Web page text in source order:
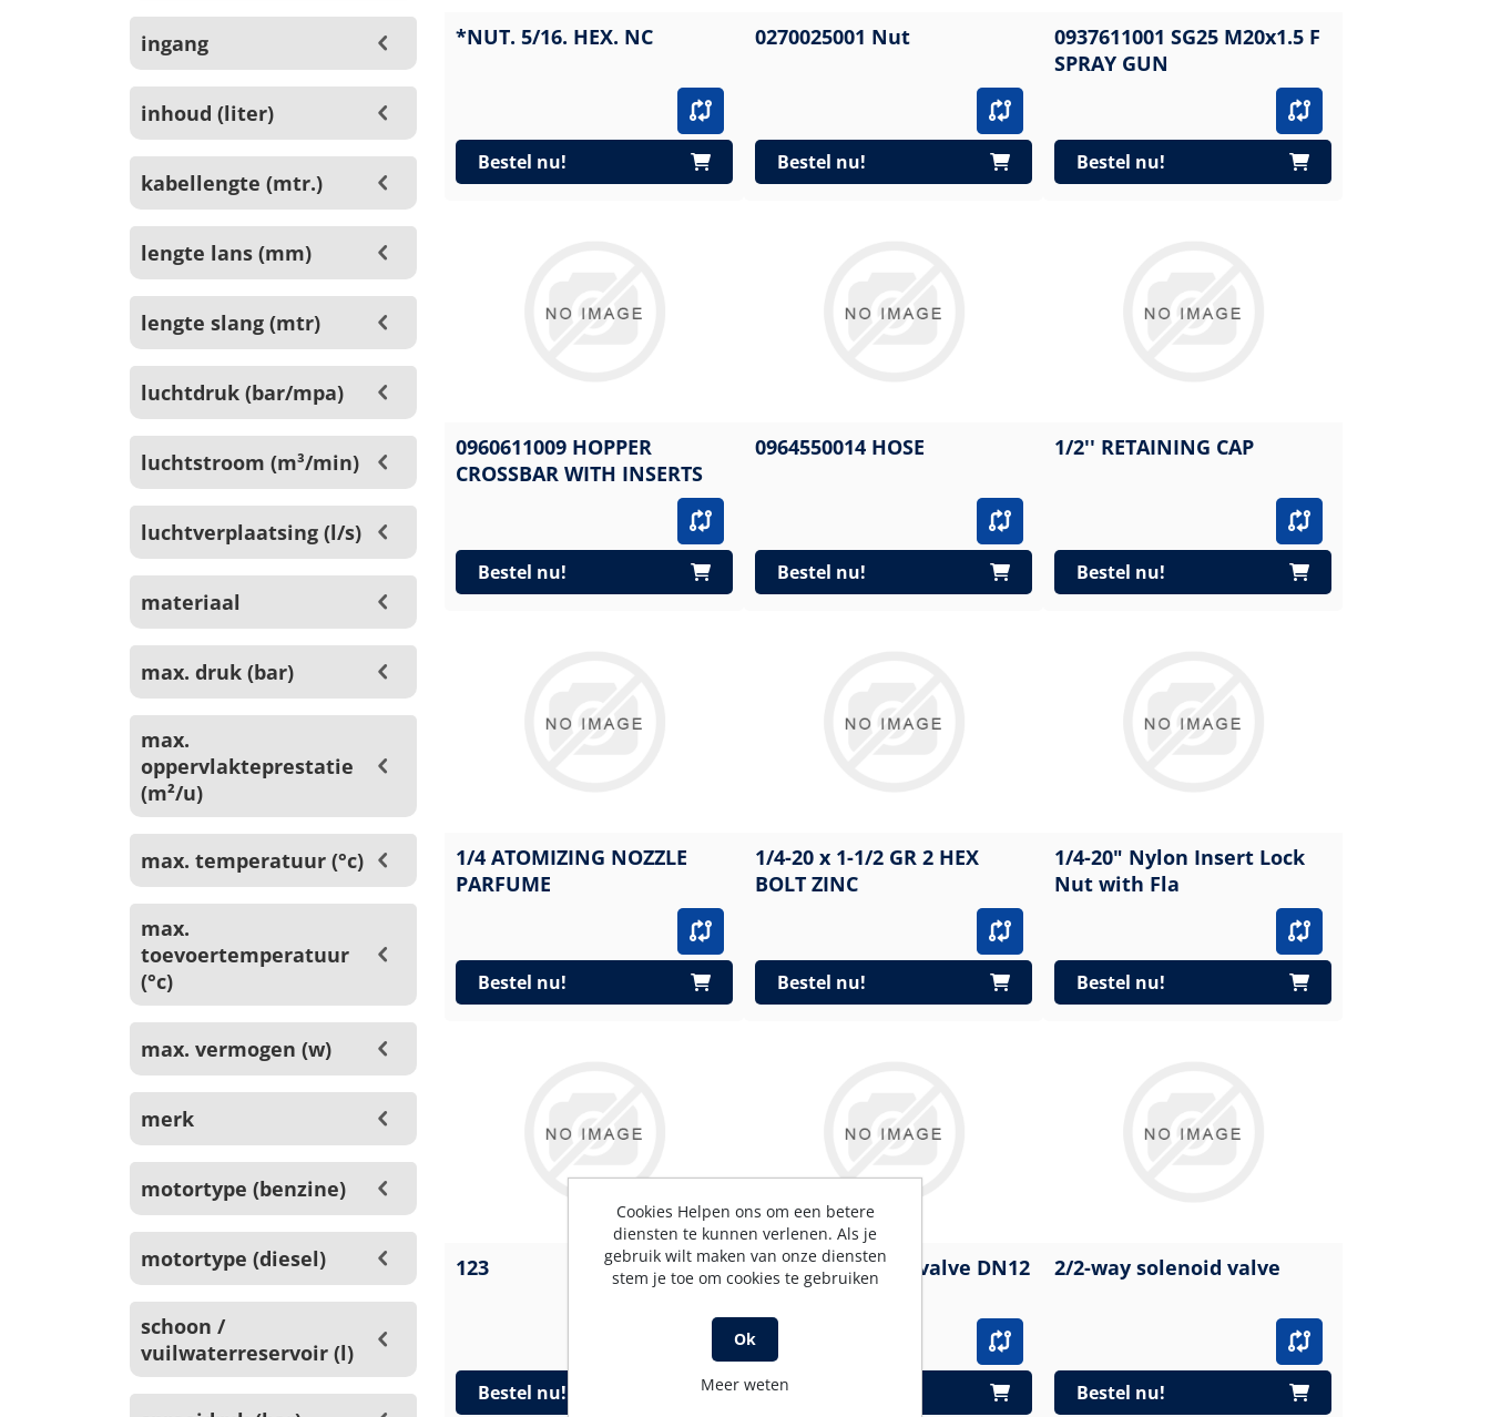
ingang
inhoud (liter)
kabellengte (mtr.)
lengte lans (mm)
lengte slang (mtr)
luchtdruk (bar/mpa)
luchtstroom (m³/min)
luchtverplaatsing (l/s)
materiaal
max. druk (bar)
max.
oppervlakteprestatie
(m²/u)
max. temperatuur (°c)
max.
toevoertemperatuur
(°c)
max. vermogen (w)
merk
motortype (benzine)
motortype (diesel)
schoon /
vuilwaterreservoir (l)
*NUT. 5/16. HEX. NC
Bestel nu!
0270025001 Nut
Bestel nu!
0937611001 SG25 M20x1.5 F
SPRAY GUN
Bestel nu!
0960611009 HOPPER
CROSSBAR WITH INSERTS
Bestel nu!
0964550014 HOSE
Bestel nu!
1/2'' RETAINING CAP
Bestel nu!
1/4 ATOMIZING NOZZLE
PARFUME
Bestel nu!
1/4-20 x 1-1/2 GR 2 HEX
BOLT ZINC
Bestel nu!
1/4-20" Nylon Insert Lock
Nut with Fla
Bestel nu!
123
Bestel nu!
2/2-Distributing valve DN12
Bestel nu!
2/2-way solenoid valve
Bestel nu!
Cookies Helpen ons om een betere
diensten te kunnen verlenen. Als je
gebruik wilt maken van onze diensten
stem je toe om cookies te gebruiken
Ok
Meer weten